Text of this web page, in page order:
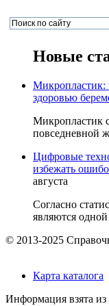
Новые
Микропластик:
здоровью
Микропластик
повседневной
Цифровые
избежать
августа
Согласно
являются
© 2013-2025
Карта каталога
Информация взята